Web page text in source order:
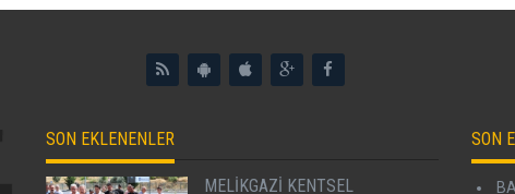
SON EKLENENLER
MELİKGAZİ KENTSEL
SON